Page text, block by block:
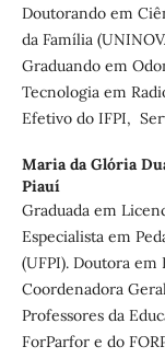
Doutorando em
da Família
Graduando em
Tecnologia em
Efetivo do IFPI,
Maria da Glória
Piauí
Graduada em
Especialista em
(UFPI). Doutora em
Coordenadora
Professores da
ForParfor e do